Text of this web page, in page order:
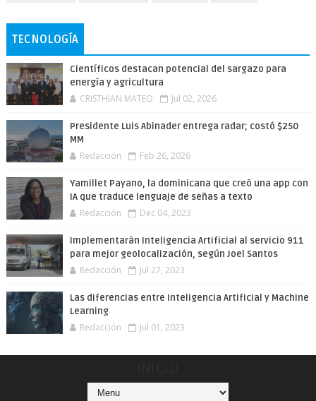
TECNOLOGÍA
Científicos destacan potencial del sargazo para
energía y agricultura
CRISTHIAN MATEO Jul 02, 2026
Presidente Luis Abinader entrega radar; costó $250
MM
Redacción Feb 26, 2026
Yamillet Payano, la dominicana que creó una app con
IA que traduce lenguaje de señas a texto
Redacción Dec 04, 2023
Implementarán Inteligencia Artificial al servicio 911
para mejor geolocalización, según Joel Santos
Redacción Jul 27, 2023
Las diferencias entre Inteligencia Artificial y Machine
Learning
Redacción Jul 01, 2023